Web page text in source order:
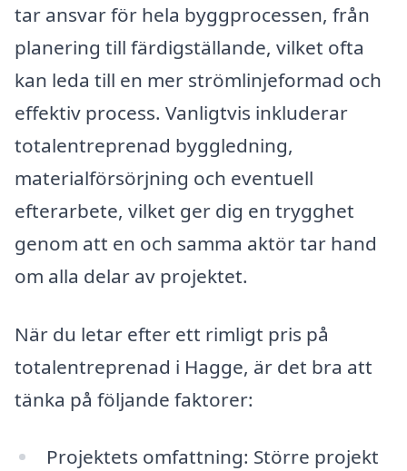
tar ansvar för hela byggprocessen, från
planering till färdigställande, vilket ofta
kan leda till en mer strömlinjeformad och
effektiv process. Vanligtvis inkluderar
totalentreprenad byggledning,
materialförsörjning och eventuell
efterarbete, vilket ger dig en trygghet
genom att en och samma aktör tar hand
om alla delar av projektet.
När du letar efter ett rimligt pris på
totalentreprenad i Hagge, är det bra att
tänka på följande faktorer:
Projektets omfattning: Större projekt